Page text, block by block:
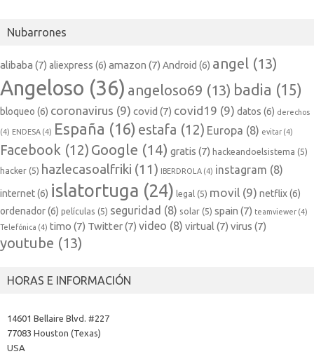
Nubarrones
alibaba (7) aliexpress (6) amazon (7) Android (6) angel (13)
Angeloso (36) angeloso69 (13) badia (15)
bloqueo (6) coronavirus (9) covid (7) covid19 (9) datos (6) derechos
(4) ENDESA (4) España (16) estafa (12) Europa (8) evitar (4)
Facebook (12) Google (14) gratis (7) hackeandoelsistema (5)
hacker (5) hazlecasoalfriki (11) IBERDROLA (4) instagram (8)
internet(6) islatortuga (24) legal (5) movil (9) netflix(6)
ordenador(6) películas (5) seguridad (8) solar (5) spain (7) teamviewer (4)
Telefónica (4) timo (7) Twitter(7) video (8) virtual (7) virus (7)
youtube (13)
HORAS E INFORMACIÓN
14601 Bellaire Blvd. #227
77083 Houston (Texas)
USA